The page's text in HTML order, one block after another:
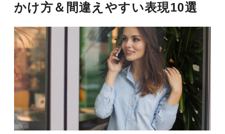
かけ方＆間違えやすい表現10選